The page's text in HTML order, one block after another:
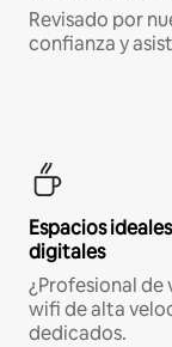
Revisado por
confianza y
Espacios
digitales
¿Profesional de
wifi de alta
dedicados.